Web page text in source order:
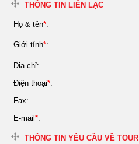
THÔNG TIN LIÊN LẠC
Họ & tên*:
Giới tính*:
Địa chỉ:
Điện thoại*:
Fax:
E-mail *:
THÔNG TIN YÊU CẦU VỀ TOUR